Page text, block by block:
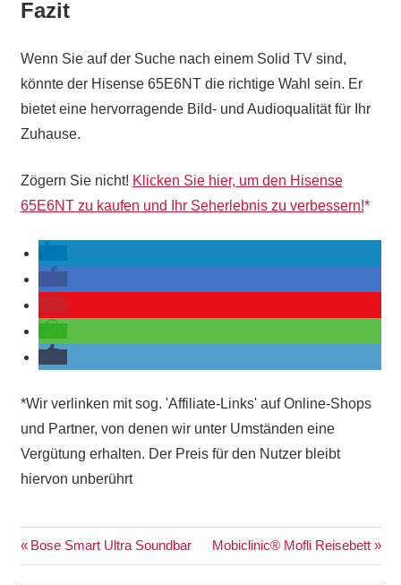
Fazit
Wenn Sie auf der Suche nach einem Solid TV sind,
könnte der Hisense 65E6NT die richtige Wahl sein. Er
bietet eine hervorragende Bild- und Audioqualität für Ihr
Zuhause.
Zögern Sie nicht! Klicken Sie hier, um den Hisense
65E6NT zu kaufen und Ihr Seherlebnis zu verbessern!
*Wir verlinken mit sog. 'Affiliate-Links' auf Online-Shops
und Partner, von denen wir unter Umständen eine
Vergütung erhalten. Der Preis für den Nutzer bleibt
hiervon unberührt
Beitragsnavigation
Vorheriger
Beitrag:
Bose Smart Ultra Soundbar
Nächster
Beitrag:
Mobiclinic® Mofli Reisebett